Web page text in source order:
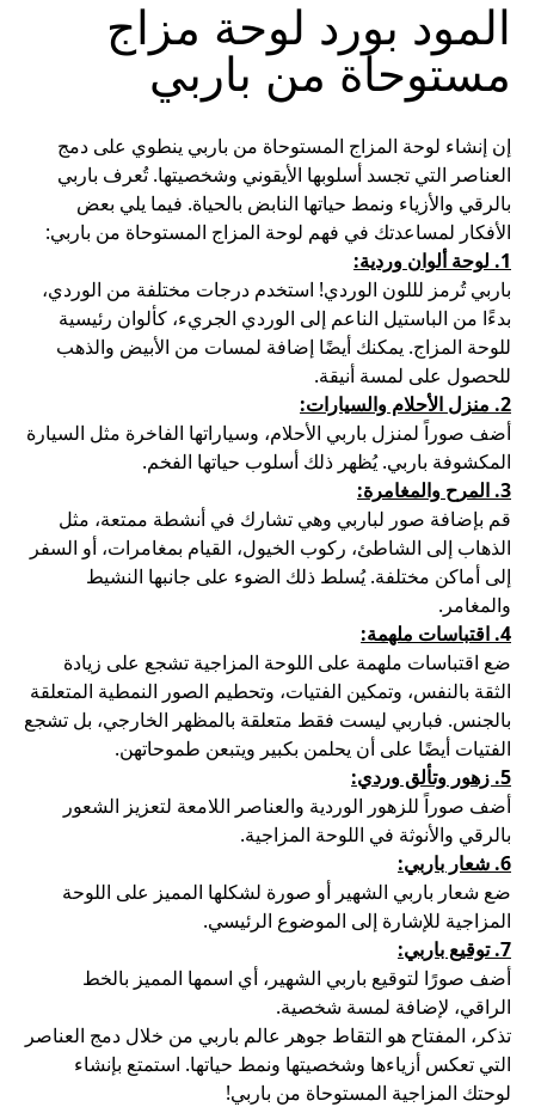
المود بورد لوحة مزاج
مستوحاة من باربي
إن إنشاء لوحة المزاج المستوحاة من باربي ينطوي على دمج
العناصر التي تجسد أسلوبها الأيقوني وشخصيتها. تُعرف باربي
بالرقي والأزياء ونمط حياتها النابض بالحياة. فيما يلي بعض
الأفكار لمساعدتك في فهم لوحة المزاج المستوحاة من باربي:
1. لوحة ألوان وردية:
باربي تُرمز لللون الوردي! استخدم درجات مختلفة من الوردي،
بدءًا من الباستيل الناعم إلى الوردي الجريء، كألوان رئيسية
للوحة المزاج. يمكنك أيضًا إضافة لمسات من الأبيض والذهب
للحصول على لمسة أنيقة.
2. منزل الأحلام والسيارات:
أضف صوراً لمنزل باربي الأحلام، وسياراتها الفاخرة مثل السيارة
المكشوفة باربي. يُظهر ذلك أسلوب حياتها الفخم.
3. المرح والمغامرة:
قم بإضافة صور لباربي وهي تشارك في أنشطة ممتعة، مثل
الذهاب إلى الشاطئ، ركوب الخيول، القيام بمغامرات، أو السفر
إلى أماكن مختلفة. يُسلط ذلك الضوء على جانبها النشيط
والمغامر.
4. اقتباسات ملهمة:
ضع اقتباسات ملهمة على اللوحة المزاجية تشجع على زيادة
الثقة بالنفس، وتمكين الفتيات، وتحطيم الصور النمطية المتعلقة
بالجنس. فباربي ليست فقط متعلقة بالمظهر الخارجي، بل تشجع
الفتيات أيضًا على أن يحلمن بكبير ويتبعن طموحاتهن.
5. زهور وتألق وردي:
أضف صوراً للزهور الوردية والعناصر اللامعة لتعزيز الشعور
بالرقي والأنوثة في اللوحة المزاجية.
6. شعار باربي:
ضع شعار باربي الشهير أو صورة لشكلها المميز على اللوحة
المزاجية للإشارة إلى الموضوع الرئيسي.
7. توقيع باربي:
أضف صورًا لتوقيع باربي الشهير، أي اسمها المميز بالخط
الراقي، لإضافة لمسة شخصية.
تذكر، المفتاح هو التقاط جوهر عالم باربي من خلال دمج العناصر
التي تعكس أزياءها وشخصيتها ونمط حياتها. استمتع بإنشاء
لوحتك المزاجية المستوحاة من باربي!